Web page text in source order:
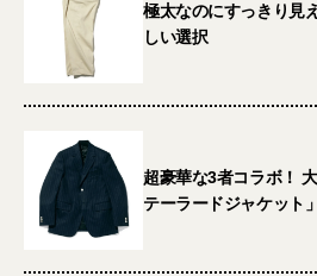
極太なのにすっきり見
しい選択
超豪華な3者コラボ！
テーラードジャケット」